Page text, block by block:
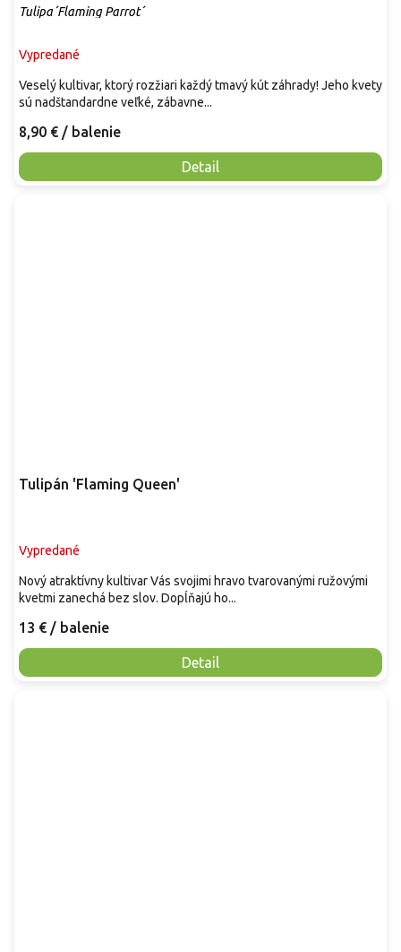
Tulipa´Flaming Parrot´
Vypredané
8,90 € / balenie
Detail
Veselý kultivar, ktorý rozžiari každý tmavý kút záhrady! Jeho kvety
sú nadštandardne veľké, zábavne...
Tulipán 'Flaming Queen'
Vypredané
13 € / balenie
Detail
Nový atraktívny kultivar Vás svojimi hravo tvarovanými ružovými
kvetmi zanechá bez slov. Dopĺňajú ho...